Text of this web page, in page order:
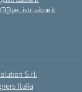
S.r.l.
Italia